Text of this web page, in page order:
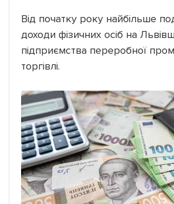
Від початку року найбільше
доходи фізичних осіб на
підприємства переробної
торгівлі.